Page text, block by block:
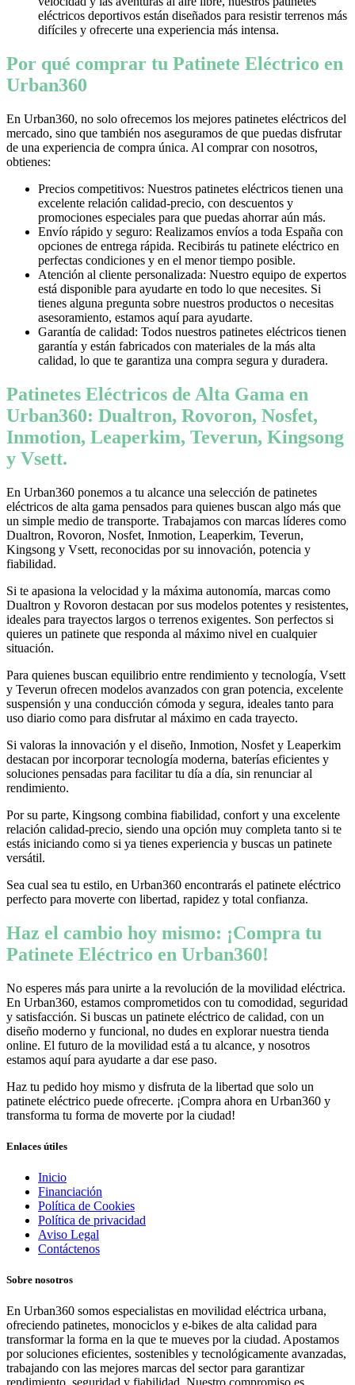
eléctricos deportivos están diseñados para resistir terrenos más
difíciles y ofrecerte una experiencia más intensa.
Por qué comprar tu Patinete Eléctrico en
Urban360
En Urban360, no solo ofrecemos los mejores patinetes eléctricos del
mercado, sino que también nos aseguramos de que puedas disfrutar
de una experiencia de compra única. Al comprar con nosotros,
obtienes:
Precios competitivos: Nuestros patinetes eléctricos tienen una
excelente relación calidad-precio, con descuentos y
promociones especiales para que puedas ahorrar aún más.
Envío rápido y seguro: Realizamos envíos a toda España con
opciones de entrega rápida. Recibirás tu patinete eléctrico en
perfectas condiciones y en el menor tiempo posible.
Atención al cliente personalizada: Nuestro equipo de expertos
está disponible para ayudarte en todo lo que necesites. Si
tienes alguna pregunta sobre nuestros productos o necesitas
asesoramiento, estamos aquí para ayudarte.
Garantía de calidad: Todos nuestros patinetes eléctricos tienen
garantía y están fabricados con materiales de la más alta
calidad, lo que te garantiza una compra segura y duradera.
Patinetes Eléctricos de Alta Gama en
Urban360: Dualtron, Rovoron, Nosfet,
Inmotion, Leaperkim, Teverun, Kingsong
y Vsett.
En Urban360 ponemos a tu alcance una selección de patinetes
eléctricos de alta gama pensados para quienes buscan algo más que
un simple medio de transporte. Trabajamos con marcas líderes como
Dualtron, Rovoron, Nosfet, Inmotion, Leaperkim, Teverun,
Kingsong y Vsett, reconocidas por su innovación, potencia y
fiabilidad.
Si te apasiona la velocidad y la máxima autonomía, marcas como
Dualtron y Rovoron destacan por sus modelos potentes y resistentes,
ideales para trayectos largos o terrenos exigentes. Son perfectos si
quieres un patinete que responda al máximo nivel en cualquier
situación.
Para quienes buscan equilibrio entre rendimiento y tecnología, Vsett
y Teverun ofrecen modelos avanzados con gran potencia, excelente
suspensión y una conducción cómoda y segura, ideales tanto para
uso diario como para disfrutar al máximo en cada trayecto.
Si valoras la innovación y el diseño, Inmotion, Nosfet y Leaperkim
destacan por incorporar tecnología moderna, baterías eficientes y
soluciones pensadas para facilitar tu día a día, sin renunciar al
rendimiento.
Por su parte, Kingsong combina fiabilidad, confort y una excelente
relación calidad-precio, siendo una opción muy completa tanto si te
estás iniciando como si ya tienes experiencia y buscas un patinete
versátil.
Sea cual sea tu estilo, en Urban360 encontrarás el patinete eléctrico
perfecto para moverte con libertad, rapidez y total confianza.
Haz el cambio hoy mismo: ¡Compra tu
Patinete Eléctrico en Urban360!
No esperes más para unirte a la revolución de la movilidad eléctrica.
En Urban360, estamos comprometidos con tu comodidad, seguridad
y satisfacción. Si buscas un patinete eléctrico de calidad, con un
diseño moderno y funcional, no dudes en explorar nuestra tienda
online. El futuro de la movilidad está a tu alcance, y nosotros
estamos aquí para ayudarte a dar ese paso.
Haz tu pedido hoy mismo y disfruta de la libertad que solo un
patinete eléctrico puede ofrecerte. ¡Compra ahora en Urban360 y
transforma tu forma de moverte por la ciudad!
Enlaces útiles
Inicio
Financiación
Política de Cookies
Política de privacidad
Aviso Legal
Contáctenos
Sobre nosotros
En Urban360 somos especialistas en movilidad eléctrica urbana,
ofreciendo patinetes, monociclos y e-bikes de alta calidad para
transformar la forma en la que te mueves por la ciudad. Apostamos
por soluciones eficientes, sostenibles y tecnológicamente avanzadas,
trabajando con las mejores marcas del sector para garantizar